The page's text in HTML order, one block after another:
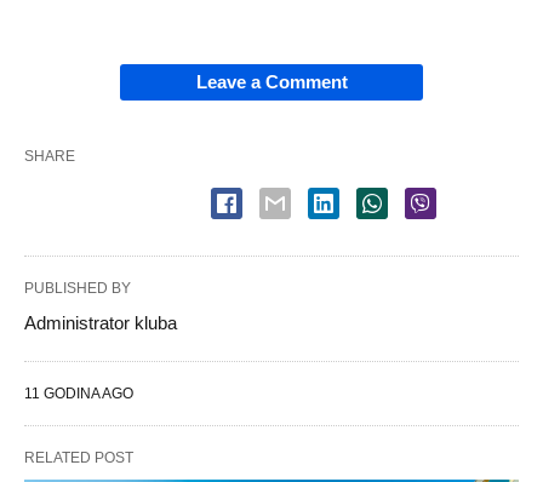
Leave a Comment
SHARE
PUBLISHED BY
Administrator kluba
11 GODINA AGO
RELATED POST